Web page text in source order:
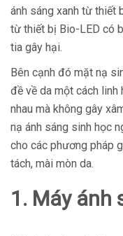
ánh sáng xanh từ thiết
từ thiết bị Bio-LED có
tia gây hại.
Bên cạnh đó mặt nạ
đề về da một cách linh
nhau mà không gây
nạ ánh sáng sinh học
cho các phương pháp
tách, mài mòn da.
1. Máy ánh